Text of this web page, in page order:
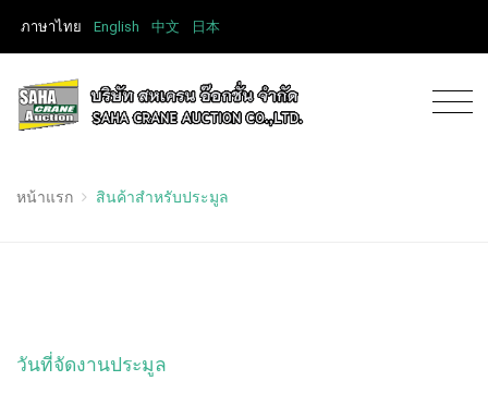
ภาษาไทย English 中文 日本
หน้าแรก สินค้าสำหรับประมูล
วันที่จัดงานประมูล